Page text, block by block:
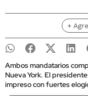
+
Ambos mandatarios
Nueva York. El
impreso con fuertes